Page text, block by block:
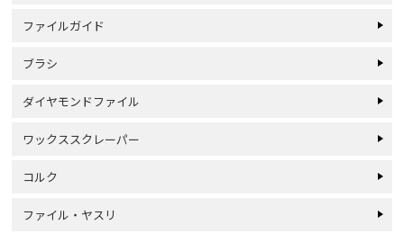
ファイルガイド
ブラシ
ダイヤモンドファイル
ワックススクレーパー
コルク
ファイル・ヤスリ